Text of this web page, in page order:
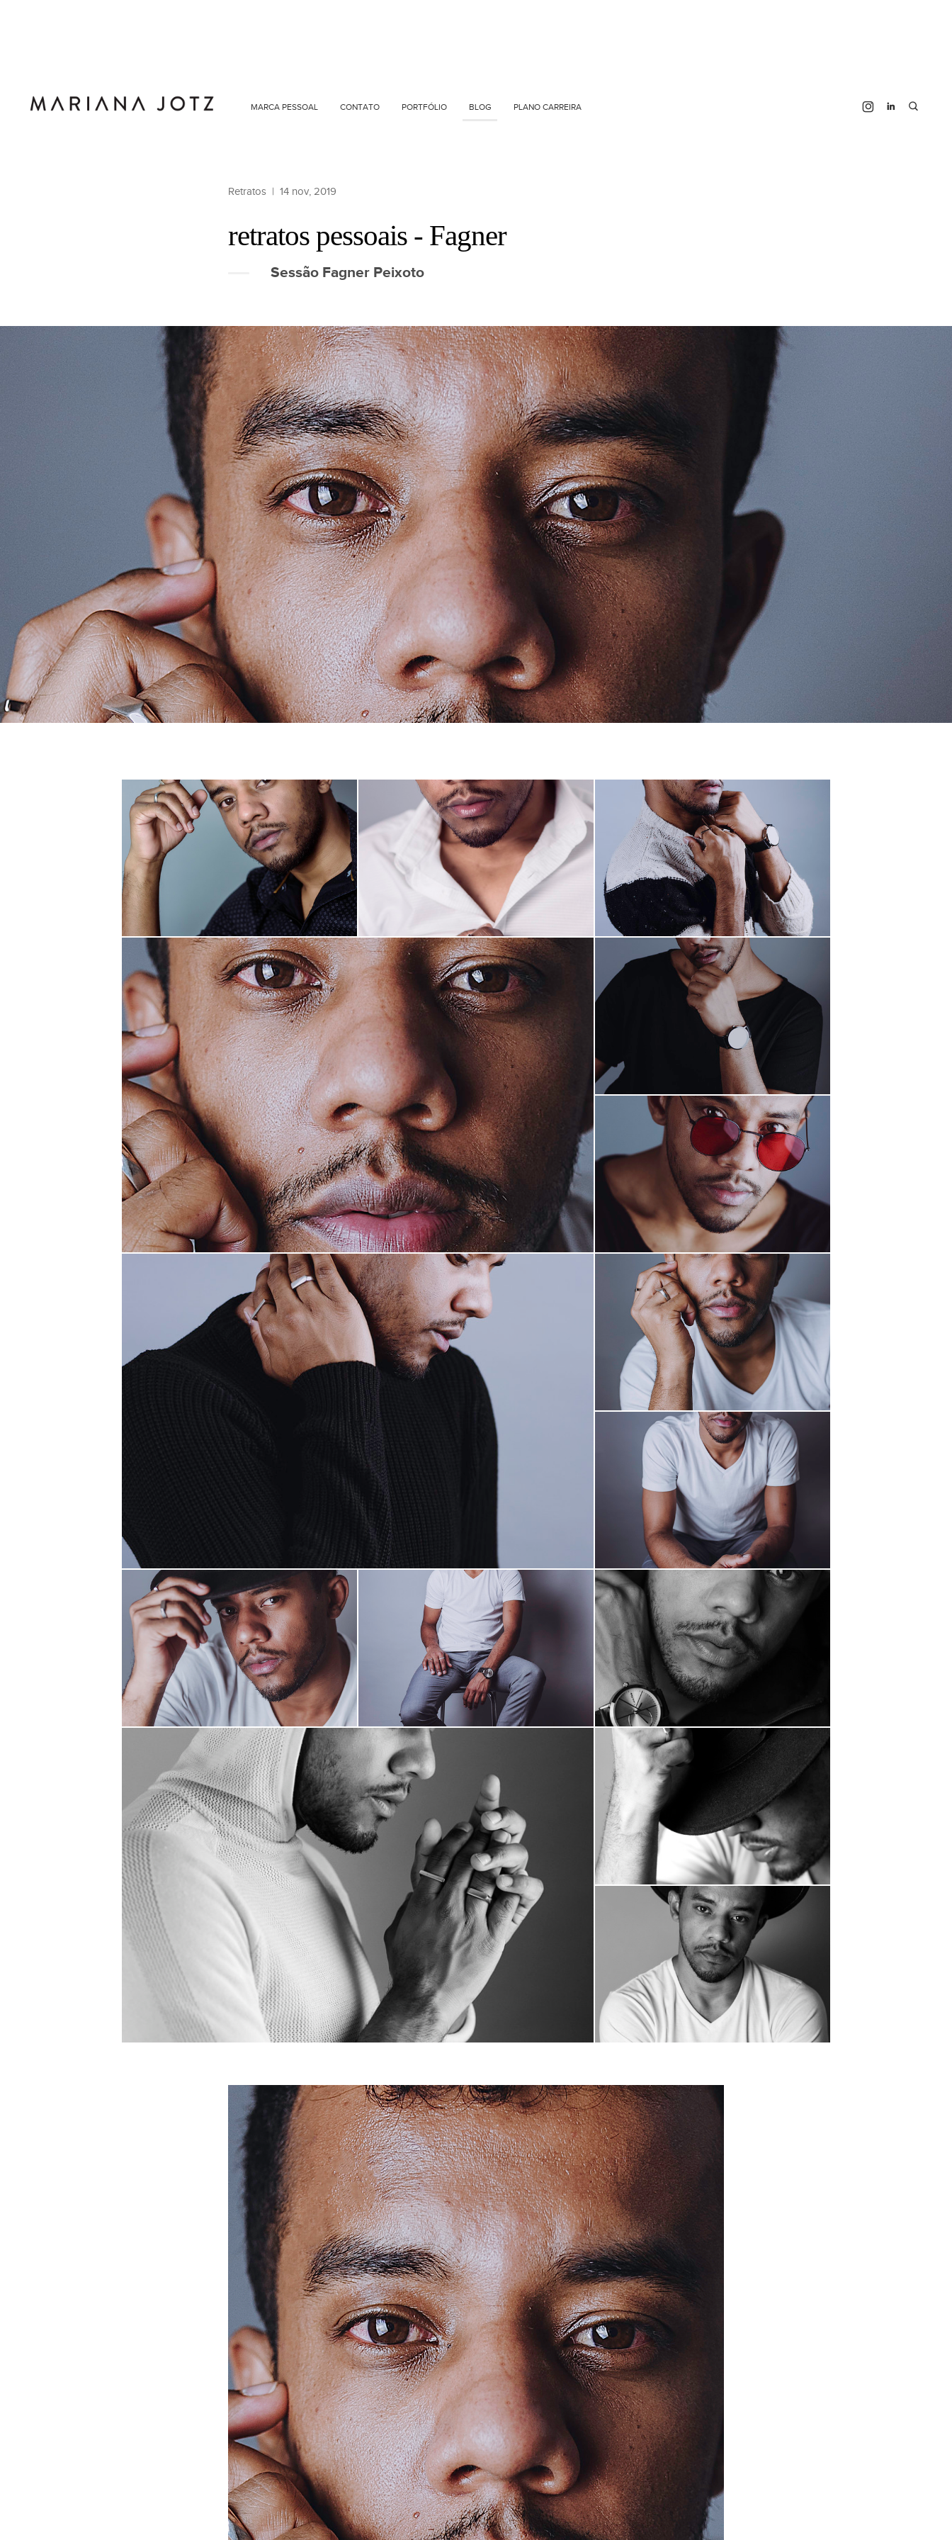
MARCA PESSOAL CONTATO PORTFÓLIO BLOG PLANO CARREIRA
Retratos | 14 nov, 2019
retratos pessoais - Fagner
Sessão Fagner Peixoto